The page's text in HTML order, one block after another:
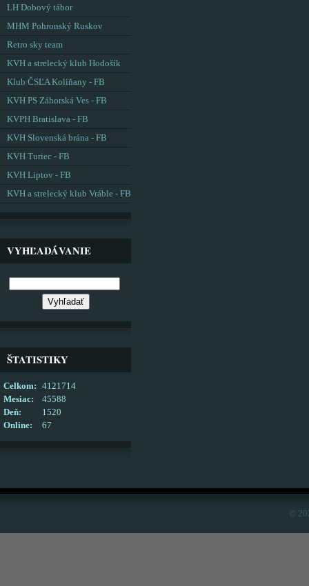
LH Dobový tábor
MHM Pohronský Ruskov
Retro sky team
KVH a strelecký klub Hodošík
Klub ČSĽA Kolíňany - FB
KVH PS Záhorská Ves - FB
KVPH Bratislava - FB
KVH Slovenská brána - FB
KVH Turiec - FB
KVH Liptov - FB
KVH a strelecký klub Vráble - FB
VYHĽADÁVANIE
ŠTATISTIKY
Online: 67
Celkom:
4121714
Mesiac:
45588
Deň:
1520
©